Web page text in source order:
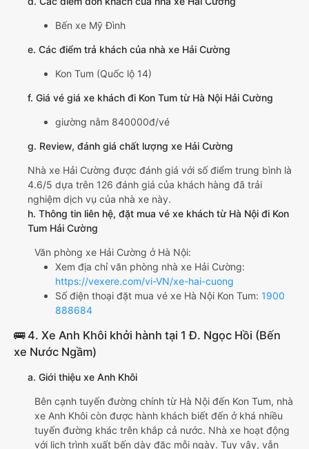
Bến xe Mỹ Đình
e. Các điểm trả khách của nhà xe Hải Cường
Kon Tum (Quốc lộ 14)
f. Giá vé giá xe khách đi Kon Tum từ Hà Nội Hải Cường
giường nằm 840000đ/vé
g. Review, đánh giá chất lượng xe Hải Cường
Nhà xe Hải Cường được đánh giá với số điểm trung bình là
4.6/5 dựa trên 126 đánh giá của khách hàng đã trải
nghiệm dịch vụ của nhà xe này.
h. Thông tin liên hệ, đặt mua vé xe khách từ Hà Nội đi Kon
Tum Hải Cường
Văn phòng xe Hải Cường ở Hà Nội:
Xem địa chỉ văn phòng nhà xe Hải Cường:
https://vexere.com/vi-VN/xe-hai-cuong
Số điện thoại đặt mua vé xe Hà Nội Kon Tum: 1900
888684
🚌 4. Xe Anh Khôi khởi hành tại 1 Đ. Ngọc Hồi (Bến
xe Nước Ngầm)
a. Giới thiệu xe Anh Khôi
Bên cạnh tuyến đường chính từ Hà Nội đến Kon Tum, nhà
xe Anh Khôi còn được hành khách biết đến ở khá nhiều
tuyến đường khác trên khắp cả nước. Nhà xe hoạt động
với lịch trình xuất bến dày đặc mỗi ngày. Tuy vậy, vẫn